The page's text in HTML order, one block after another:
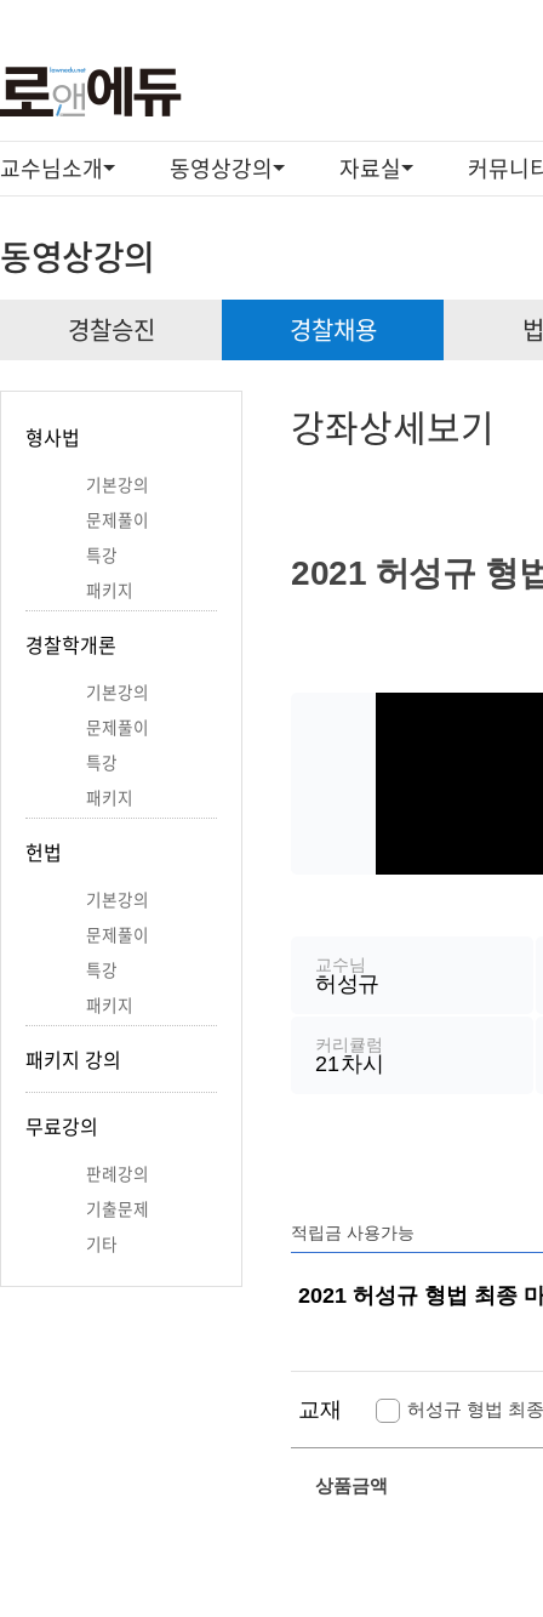
교수님소개 동영상강의 자료실 커뮤니
동영상강의
경찰승진 경찰채용
강
세
강좌상세보기
2021 허성규 형
교수님
허성규
커리큘럼
21차시
적립금 사용가능
2021 허성규 형법 최종
교재 허성규 형법 최
상품금액
형사법
기본강의
문제풀이
특강
패키지
경찰학개론
기본강의
문제풀이
특강
패키지
헌법
기본강의
문제풀이
특강
패키지
패키지 강의
무료강의
판례강의
기출문제
기타